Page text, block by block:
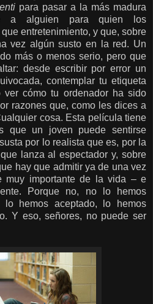
para pasar a la más madura
a alguien para quien los
entretenimiento, y que, sobre
vez algún susto en la red. Un
más o menos serio, pero que
desde escribir por error un
contemplar tu etiqueta
cómo tu ordenador ha sido
razones que, como les dices a
cosa. Esta película tiene
que un joven puede sentirse
por lo realista que es, por la
lanza al espectador y, sobre
hay que admitir ya de una vez
muy importante de la vida – e
Porque no, no lo hemos
hemos aceptado, lo hemos
Y eso, señores, no puede ser